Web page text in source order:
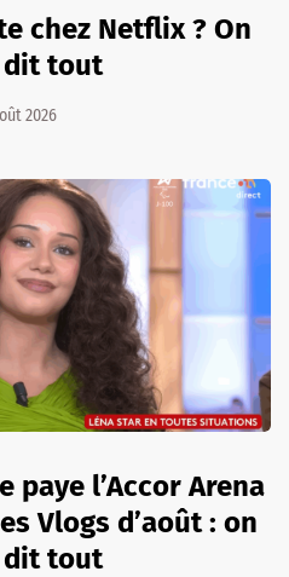
chez Netflix ? On
dit tout
2026
paye l’Accor Arena
Vlogs d’août : on
dit tout